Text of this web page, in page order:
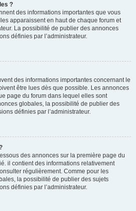
?
des informations importantes que vous
apparaissent en haut de chaque forum et
La possibilité de publier des annonces
définies par l’administrateur.
des informations importantes concernant le
être lues dès que possible. Les annonces
page du forum dans lequel elles sont
globales, la possibilité de publier des
définies par l’administrateur.
des annonces sur la première page du
il contient des informations relativement
régulièrement. Comme pour les
la possibilité de publier des sujets
définies par l’administrateur.